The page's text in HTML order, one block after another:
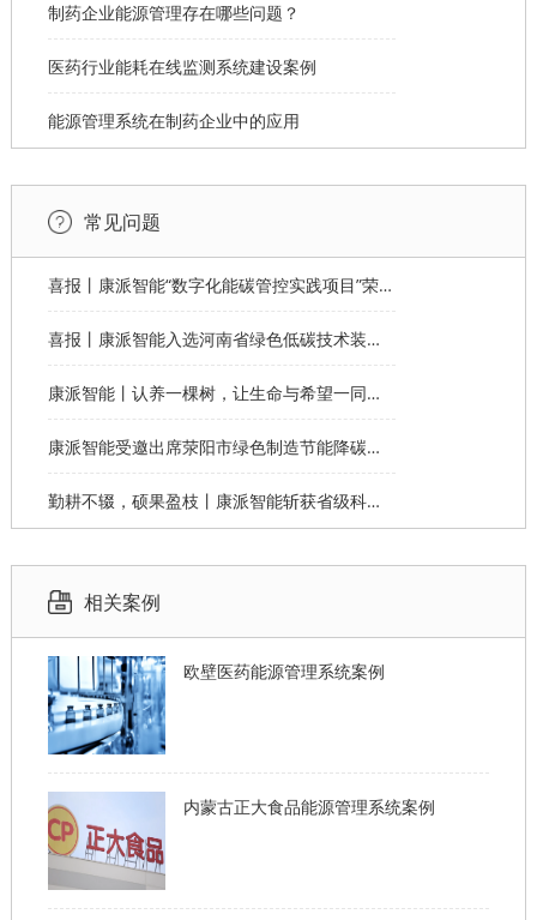
制药企业能源管理存在哪些问题？
医药行业能耗在线监测系统建设案例
能源管理系统在制药企业中的应用
常见问题
喜报丨康派智能“数字化能碳管控实践项目”荣获第十一届“创客中国”郑州市分赛企业组优秀奖
喜报丨康派智能入选河南省绿色低碳技术装备应用典型案例
康派智能丨认养一棵树，让生命与希望一同生长
康派智能受邀出席荥阳市绿色制造节能降碳工作说明会并作主题分享
勤耕不辍，硕果盈枝丨康派智能斩获省级科学技术奖
相关案例
欧壁医药能源管理系统案例
内蒙古正大食品能源管理系统案例